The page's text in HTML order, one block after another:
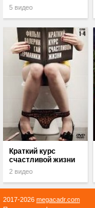
5 видео
Краткий курс
счастливой жизни
2 видео
2017-2026 megacadr.com